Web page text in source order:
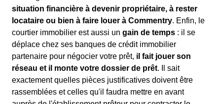
situation financière à devenir propriétaire, à rester
locataire ou bien à faire louer à Commentry. Enfin, le
courtier immobilier est aussi un gain de temps : il se
déplace chez ses banques de crédit immobilier
partenaire pour négocier votre prêt, il fait jouer son
réseau et il monte votre dossier de prêt. Il sait
exactement quelles pièces justificatives doivent être
rassemblées et celles qu'il faudra mettre en avant